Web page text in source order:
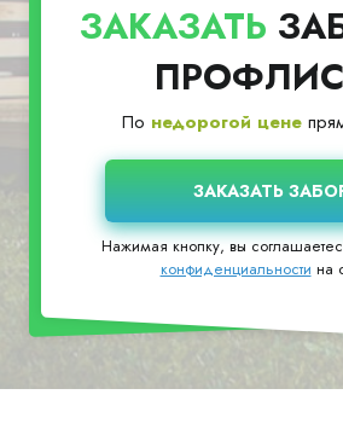
ЗАКАЗАТЬ
По недорогой цене
Нажимая кнопку, вы
конфиденциальности на